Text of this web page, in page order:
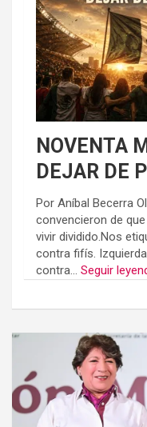
NOVENTA
DEJAR DE
Por Aníbal Becerra
convencieron de
vivir dividido.Nos
contra fifís.
contra... Seguir